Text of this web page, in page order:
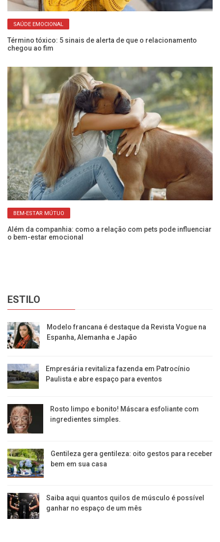
SAÚDE EMOCIONAL
Término tóxico: 5 sinais de alerta de que o relacionamento
chegou ao fim
BEM-ESTAR MÚTUO
Além da companhia: como a relação com pets pode influenciar
o bem-estar emocional
ESTILO
Modelo francana é destaque da Revista Vogue na
Espanha, Alemanha e Japão
Empresária revitaliza fazenda em Patrocínio
Paulista e abre espaço para eventos
Rosto limpo e bonito! Máscara esfoliante com
ingredientes simples.
Gentileza gera gentileza: oito gestos para receber
bem em sua casa
Saiba aqui quantos quilos de músculo é possível
ganhar no espaço de um mês